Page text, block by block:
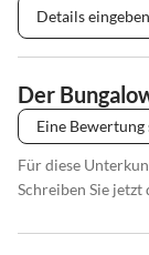
Details eingeben
Der
Eine Bewertung
Für diese
Schreiben Sie